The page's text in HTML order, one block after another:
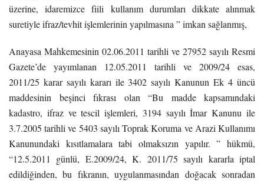
üzerine, idaremizce fiili kullanım durumları dikkate alınmak
suretiyle ifraz/tevhit işlemlerinin yapılmasına ” imkan sağlanmış,
Anayasa Mahkemesinin 02.06.2011 tarihli ve 27952 sayılı Resmi
Gazete’de yayımlanan 12.05.2011 tarihli ve 2009/24 esas,
2011/25 karar sayılı kararı ile 3402 sayılı Kanunun Ek 4 üncü
maddesinin beşinci fıkrası olan “Bu madde kapsamındaki
kadastro, ifraz ve tescil işlemleri, 3194 sayılı İmar Kanunu ile
3.7.2005 tarihli ve 5403 sayılı Toprak Koruma ve Arazi Kullanımı
Kanunundaki kısıtlamalara tabi olmaksızın yapılır. ” hükmü,
“12.5.2011 günlü, E.2009/24, K. 2011/75 sayılı kararla iptal
edildiğinden, bu fıkranın, uygulanmasından doğacak sonradan